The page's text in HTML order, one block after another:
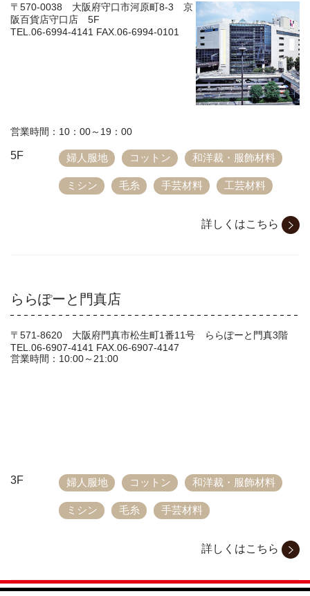
〒570-0038 大阪府守口市河原町8-3 京
阪百貨店守口店 5F
TEL.06-6994-4141 FAX.06-6994-0101
営業時間：10：00～19：00
5F 婦人服地 コットン 和洋裁・服飾材料
ミシン 毛糸 手芸材料 工芸材料
詳しくはこちら
ららぽーと門真店
〒571-8620 大阪府門真市松生町1番11号 ららぽーと門真3階
TEL.06-6907-4141 FAX.06-6907-4147
営業時間：10:00～21:00
3F 婦人服地 コットン 和洋裁・服飾材料
ミシン 毛糸 手芸材料
詳しくはこちら